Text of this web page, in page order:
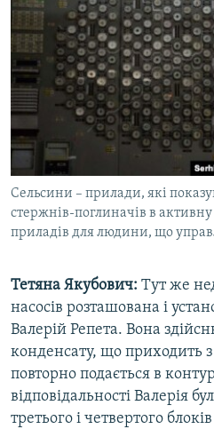
Сельсини – прилади, які
стержнів-поглиначів в
приладів для людини, що
Тетяна Якубович: Тут же
насосів розташована і
Валерій Репета. Вона
конденсату, що приходить
повторно подається в
відповідальності Валерія
третього і четвертого